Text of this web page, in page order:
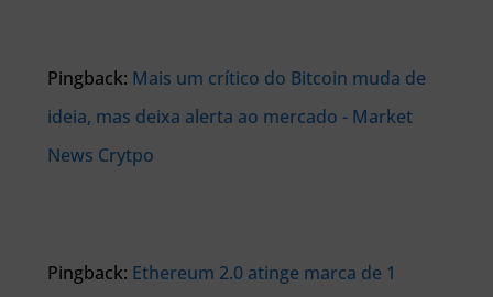
Pingback: Mais um crítico do Bitcoin muda de
ideia, mas deixa alerta ao mercado - Market
News Crytpo
Pingback: Ethereum 2.0 atinge marca de 1